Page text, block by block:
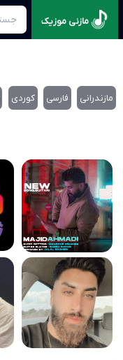
مازنی موزیک
مازندرانی فارسی کوردی